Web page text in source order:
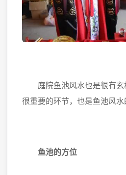
庭院鱼池风水也是很有玄
很重要的环节，也是鱼池风水
鱼池的方位